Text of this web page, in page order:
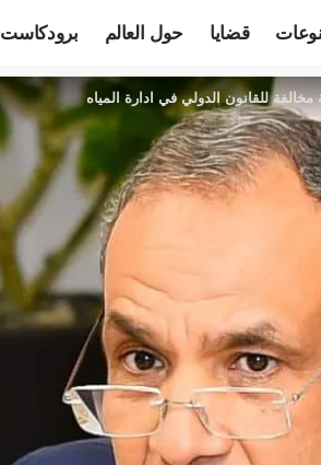
قضايا حول العالم برودكاست
للقانون الدولي في ادارة المياه